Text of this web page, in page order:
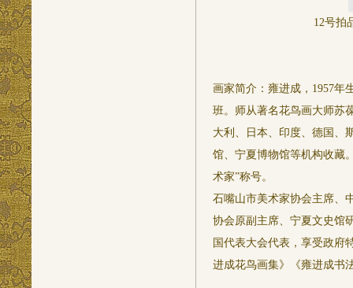
12号拍
画家简介：雍进成，1957年
班。师从著名花鸟画大师苏
大利、日本、印度、德国、
馆、宁夏博物馆等机构收藏
术家”称号。
石嘴山市美术家协会主席、
协会原副主席、宁夏文史馆
国代表大会代表，享受政府
进成花鸟画集》《雍进成书